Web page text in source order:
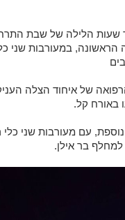
שעות הלילה של שבת
הראשונה, במעורבות שני
של איחוד הצלה
באורח קל.
בר אילן.